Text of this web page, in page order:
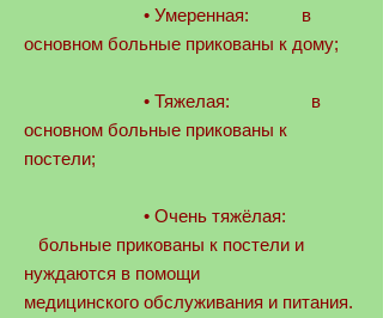
• Умеренная: в
основном больные прикованы к дому;
• Тяжелая: в
основном больные прикованы к
постели;
• Очень тяжёлая:
больные прикованы к постели и
нуждаются в помощи
медицинского обслуживания и питания.